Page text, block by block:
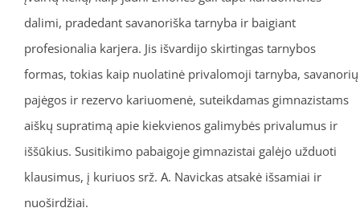
dalimi, pradedant savanoriška tarnyba ir baigiant
profesionalia karjera. Jis išvardijo skirtingas tarnybos
formas, tokias kaip nuolatinė privalomoji tarnyba, savanorių
pajėgos ir rezervo kariuomenė, suteikdamas gimnazistams
aiškų supratimą apie kiekvienos galimybės privalumus ir
iššūkius. Susitikimo pabaigoje gimnazistai galėjo užduoti
klausimus, į kuriuos srž. A. Navickas atsakė išsamiai ir
nuoširdžiai.